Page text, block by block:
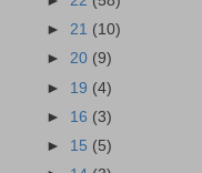
► 21 (10)
► 20 (9)
► 19 (4)
► 16 (3)
► 15 (5)